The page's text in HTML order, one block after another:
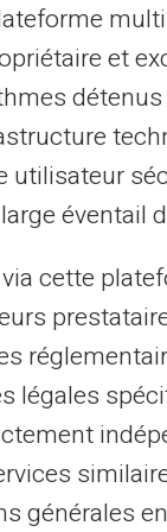
qui
salarié,
les
et
utilisateur
éventail
cette
légales
générales